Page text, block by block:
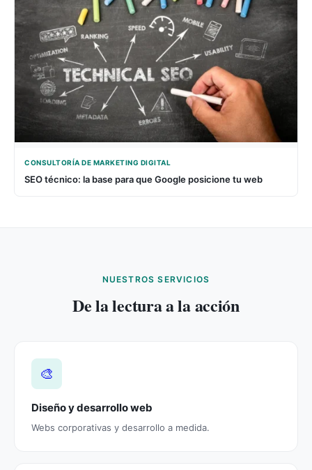
CONSULTORÍA DE MARKETING DIGITAL
SEO técnico: la base para que Google posicione tu web
NUESTROS SERVICIOS
De la lectura a la acción
🎨
Diseño y desarrollo web
Webs corporativas y desarrollo a medida.